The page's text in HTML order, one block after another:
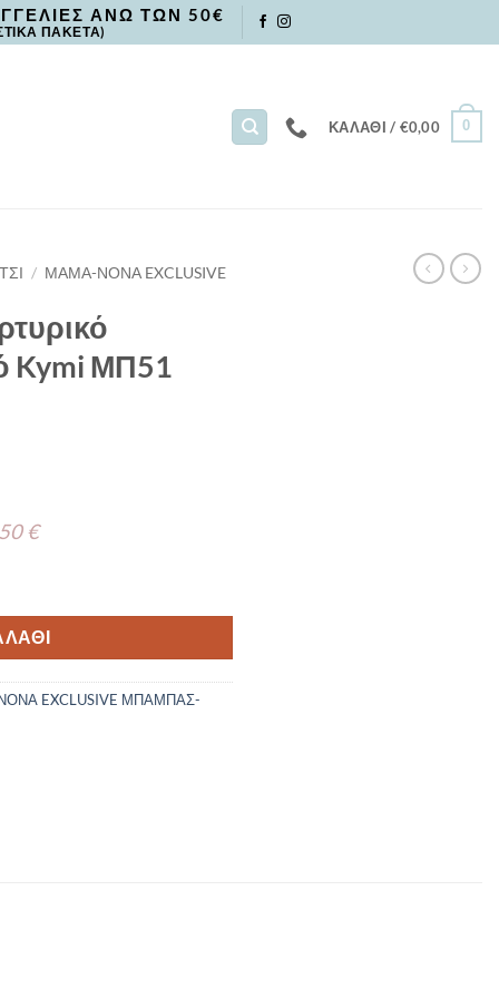
ΑΝΩ ΤΩΝ 50€
ΠΑΚΕΤΑ)
ΚΑΛΆΘΙ / €0,00 0
/ ΜΑΜΑ-ΝΟΝΑ EXCLUSIVE
Kymi ΜΠ51
€
EXCLUSIVE ΜΠΑΜΠΑΣ-